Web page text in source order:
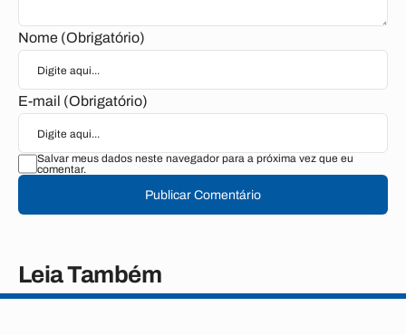
Nome (Obrigatório)
E-mail (Obrigatório)
Salvar meus dados neste navegador para a próxima vez que eu
comentar.
Publicar Comentário
Leia Também